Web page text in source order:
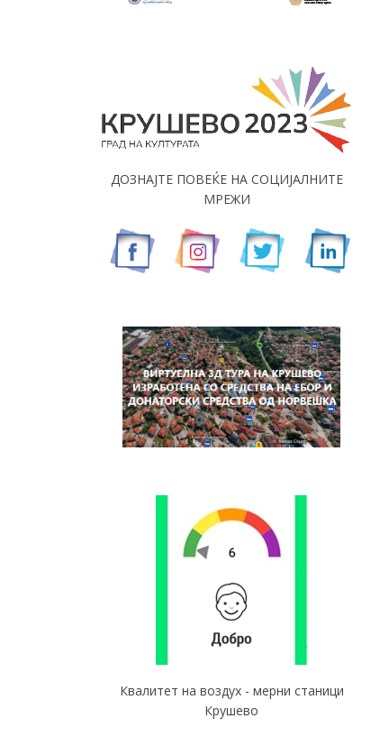
ДОЗНАЈТЕ ПОВЕЌЕ НА СОЦИЈАЛНИТЕ
МРЕЖИ
Квалитет на воздух - мерни станици
Крушево